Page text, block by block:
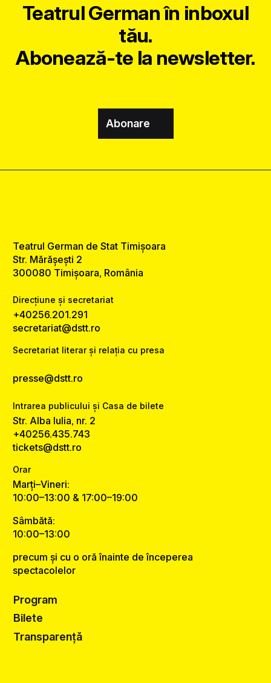
Teatrul German în inboxul
tău.
Abonează-te la newsletter.
Abonare
Teatrul German de Stat Timișoara
Str. Mărășești 2
300080 Timișoara, România
Direcțiune și secretariat
+40256.201.291
secretariat@dstt.ro
Secretariat literar și relația cu presa
presse@dstt.ro
Intrarea publicului și Casa de bilete
Str. Alba Iulia, nr. 2
+40256.435.743
tickets@dstt.ro
Orar
Marți–Vineri:
10:00–13:00 & 17:00–19:00
Sâmbătă:
10:00–13:00
precum și cu o oră înainte de începerea
spectacolelor
Program
Bilete
Transparență